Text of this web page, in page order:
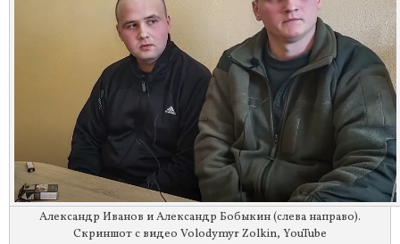
Александр Иванов и Александр Бобыкин (слева направо).
Скриншот с видео Volodymyr Zolkin, YouTube